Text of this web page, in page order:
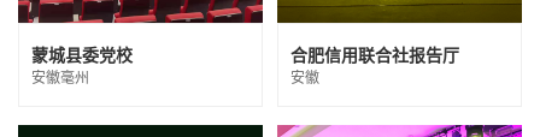
蒙城县委党校
安徽毫州
合肥信用联合社报告厅
安徽